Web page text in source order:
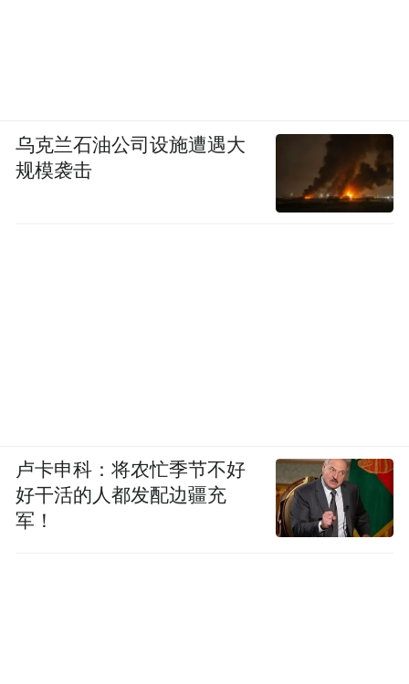
乌克兰石油公司设施遭遇大
规模袭击
卢卡申科：将农忙季节不好
好干活的人都发配边疆充
军！